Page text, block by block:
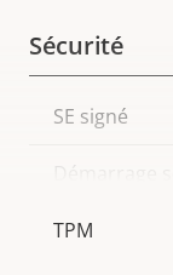
Sécurité
Description
SE signé
TPM